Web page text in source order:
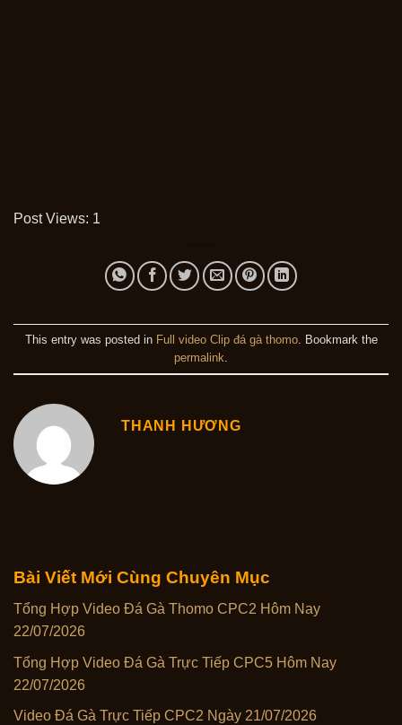
Bài Viết Mới Cùng Chuyên Mục
Tổng Hợp Video Đá Gà Thomo CPC2 Hôm Nay
22/07/2026
Tổng Hợp Video Đá Gà Trực Tiếp CPC5 Hôm Nay
22/07/2026
Video Đá Gà Trực Tiếp CPC2 Ngày 21/07/2026
Post Views: 1
This entry was posted in Full video Clip đá gà thomo. Bookmark the
permalink
THANH HƯƠNG